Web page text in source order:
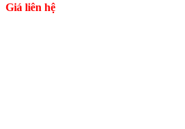
Giá liên hệ